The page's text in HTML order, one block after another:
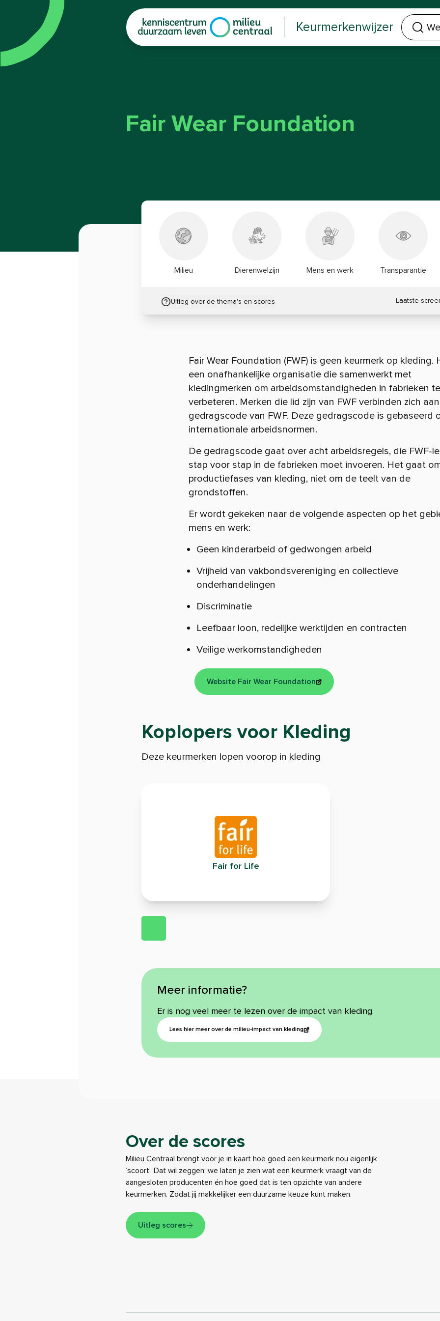
| Keurmerkenwijzer
Welk keurmerk of product zoek je?
Fair Wear Foundation
Milieu Dierenwelzijn Mens en werk Transparantie
Uitleg over de thema's en scores Laatste
Fair Wear Foundation (FWF) is geen keurmerk op kleding.
een onafhankelijke organisatie die samenwerkt met
kledingmerken om arbeidsomstandigheden in fabrieken te
verbeteren. Merken die lid zijn van FWF verbinden zich
gedragscode van FWF. Deze gedragscode is gebaseerd
internationale arbeidsnormen.
De gedragscode gaat over acht arbeidsregels, die FWF-
stap voor stap in de fabrieken moet invoeren. Het gaat
productiefases van kleding, niet om de teelt van de
grondstoffen.
Er wordt gekeken naar de volgende aspecten op het
mens en werk:
Geen kinderarbeid of gedwongen arbeid
Vrijheid van vakbondsvereniging en collectieve
onderhandelingen
Discriminatie
Leefbaar loon, redelijke werktijden en contracten
Veilige werkomstandigheden
Website Fair Wear Foundation
Koplopers voor Kleding
Deze keurmerken lopen voorop in kleding
Fair for Life
Meer informatie?
Er is nog veel meer te lezen over de impact van kleding.
Lees hier meer over de milieu-impact van kleding
Over de scores
Milieu Centraal brengt voor je in kaart hoe goed een keurmerk nou eigenlijk
‘scoort’. Dat wil zeggen: we laten je zien wat een keurmerk vraagt van de
aangesloten producenten én hoe goed dat is ten opzichte van andere
keurmerken. Zodat jij makkelijker een duurzame keuze kunt maken.
Uitleg scores